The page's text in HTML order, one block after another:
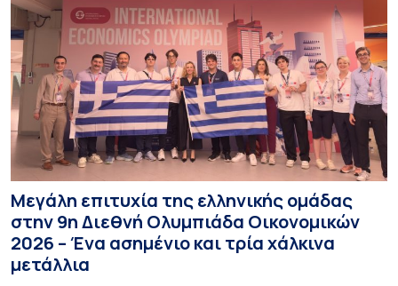
Μεγάλη επιτυχία της ελληνικής ομάδας
στην 9η Διεθνή Ολυμπιάδα Οικονομικών
2026 – Ένα ασημένιο και τρία χάλκινα
μετάλλια